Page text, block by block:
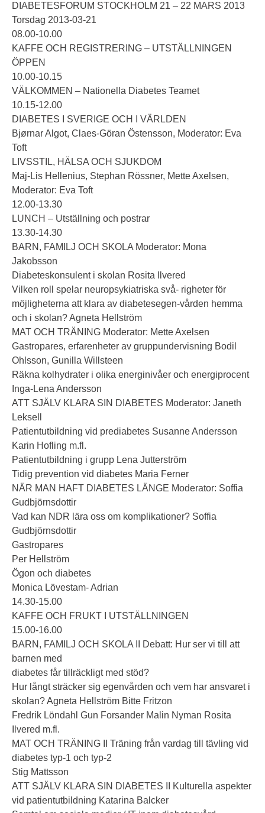
DIABETESFORUM STOCKHOLM 21 – 22 MARS 2013
Torsdag 2013-03-21
08.00-10.00
KAFFE OCH REGISTRERING – UTSTÄLLNINGEN
ÖPPEN
10.00-10.15
VÄLKOMMEN – Nationella Diabetes Teamet
10.15-12.00
DIABETES I SVERIGE OCH I VÄRLDEN
Bjørnar Algot, Claes-Göran Östensson, Moderator: Eva
Toft
LIVSSTIL, HÄLSA OCH SJUKDOM
Maj-Lis Hellenius, Stephan Rössner, Mette Axelsen,
Moderator: Eva Toft
12.00-13.30
LUNCH – Utställning och postrar
13.30-14.30
BARN, FAMILJ OCH SKOLA Moderator: Mona
Jakobsson
Diabeteskonsulent i skolan Rosita Ilvered
Vilken roll spelar neuropsykiatriska svå- righeter för
möjligheterna att klara av diabetesegen-vården hemma
och i skolan? Agneta Hellström
MAT OCH TRÄNING Moderator: Mette Axelsen
Gastropares, erfarenheter av gruppundervisning Bodil
Ohlsson, Gunilla Willsteen
Räkna kolhydrater i olika energinivåer och energiprocent
Inga-Lena Andersson
ATT SJÄLV KLARA SIN DIABETES Moderator: Janeth
Leksell
Patientutbildning vid prediabetes Susanne Andersson
Karin Hofling m.fl.
Patientutbildning i grupp Lena Jutterström
Tidig prevention vid diabetes Maria Ferner
NÄR MAN HAFT DIABETES LÄNGE Moderator: Soffia
Gudbjörnsdottir
Vad kan NDR lära oss om komplikationer? Soffia
Gudbjörnsdottir
Gastropares
Per Hellström
Ögon och diabetes
Monica Lövestam- Adrian
14.30-15.00
KAFFE OCH FRUKT I UTSTÄLLNINGEN
15.00-16.00
BARN, FAMILJ OCH SKOLA II Debatt: Hur ser vi till att
barnen med
diabetes får tillräckligt med stöd?
Hur långt sträcker sig egenvården och vem har ansvaret i
skolan? Agneta Hellström Bitte Fritzon
Fredrik Löndahl Gun Forsander Malin Nyman Rosita
Ilvered m.fl.
MAT OCH TRÄNING II Träning från vardag till tävling vid
diabetes typ-1 och typ-2
Stig Mattsson
ATT SJÄLV KLARA SIN DIABETES II Kulturella aspekter
vid patientutbildning Katarina Balcker